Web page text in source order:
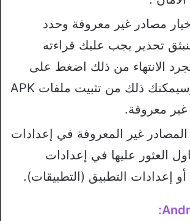
مصادر غير معروفة وحدد
تحذير يجب عليك قراءته
الانتهاء من ذلك اضغط على
“موافق” وسيمكنك ذلك من تثبيت ملفات APK
معروفة.
المصادر غير المعروفة في إعدادات
العثور عليها في إعدادات
إعدادات التطبيق (التطبيقات).